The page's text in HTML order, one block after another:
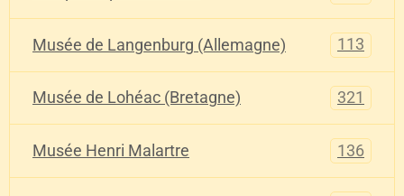
Musée de Langenburg (Allemagne) 113
Musée de Lohéac (Bretagne) 321
Musée Henri Malartre 136